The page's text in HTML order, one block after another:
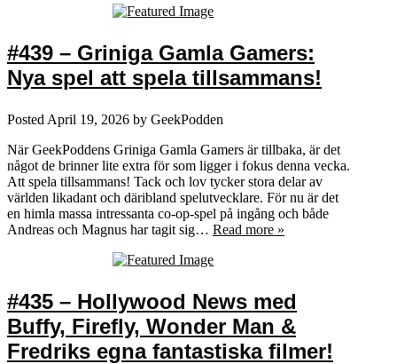
#439 – Griniga Gamla Gamers:
Nya spel att spela tillsammans!
Posted April 19, 2026 by GeekPodden
När GeekPoddens Griniga Gamla Gamers är tillbaka, är det
något de brinner lite extra för som ligger i fokus denna vecka.
Att spela tillsammans! Tack och lov tycker stora delar av
världen likadant och däribland spelutvecklare. För nu är det
en himla massa intressanta co-op-spel på ingång och både
Andreas och Magnus har tagit sig… Read more »
#435 – Hollywood News med
Buffy, Firefly, Wonder Man &
Fredriks egna fantastiska filmer!